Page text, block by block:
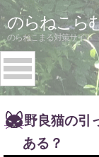
Skip
to
content
のらねこら
のらねこまる対策サイト
野良猫の引
ある？